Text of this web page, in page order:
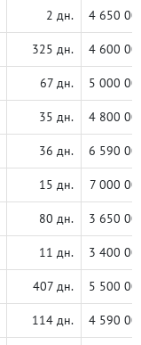
2 дн. 4 650
325 дн. 4 600
67 дн. 5 000
35 дн. 4 800
36 дн. 6 590
15 дн. 7 000
80 дн. 3 650
11 дн. 3 400
407 дн. 5 500
114 дн. 4 590